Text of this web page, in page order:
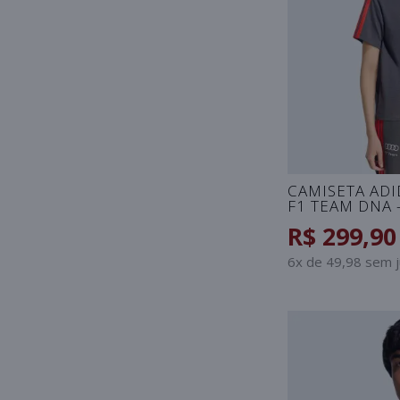
CAMISETA
F1 TEAM DNA
R$ 299,90
6x de 49,98 sem